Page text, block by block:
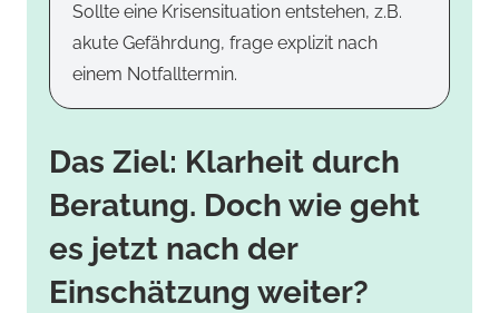
Sollte eine Krisensituation entstehen, z.B.
akute Gefährdung, frage explizit nach
einem Notfalltermin.
Das Ziel: Klarheit durch
Beratung. Doch wie geht
es jetzt nach der
Einschätzung weiter?